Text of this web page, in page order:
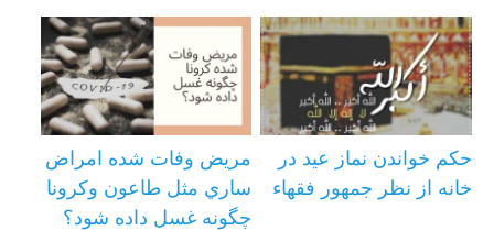
حكم خواندن نماز عيد در
خانه از نظر جمهور فقهاء
مریض وفات شده امراض
ساري مثل طاعون وكرونا
چگونه غسل داده شود؟